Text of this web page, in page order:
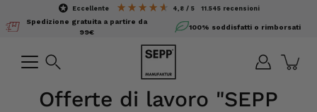
contenuto
Spedizione gratuita a partire da
99€
eccellente 4,8 / 5 11.545 recensioni
100% soddisfatti o rimborsati
Offerte di lavoro "SEPP